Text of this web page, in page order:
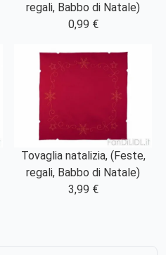
regali, Babbo di Natale)
0,99 €
Tovaglia natalizia, (Feste,
regali, Babbo di Natale)
3,99 €